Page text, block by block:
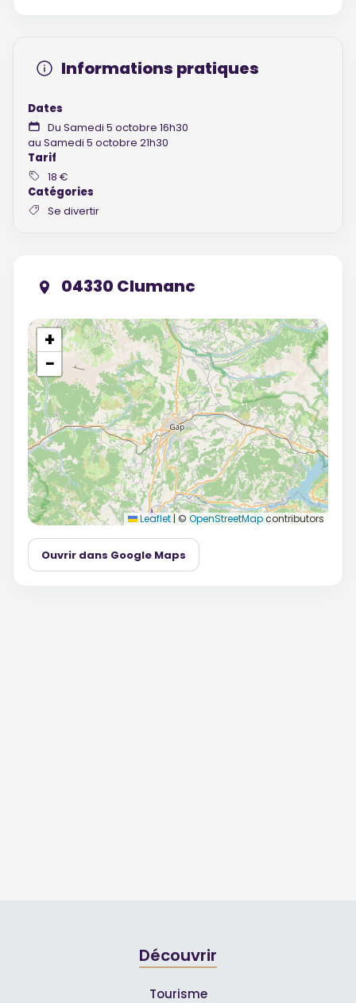
Informations pratiques
Dates
Du Samedi 5 octobre 16h30
au Samedi 5 octobre 21h30
Tarif
18 €
Catégories
Se divertir
04330 Clumanc
+
−
Leaflet | © OpenStreetMapcontributors
Ouvrir dans Google Maps
Découvrir
Tourisme